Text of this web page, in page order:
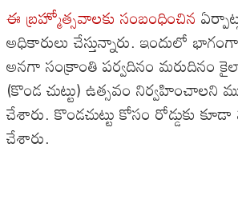
ఈ బ్రహ్మోత్సవాలకు సంబంధించిన
అధికారులు చేస్తున్నారు. ఇందులో
అనగా సంక్రాంతి పర్వదినం మరుదినం
(కొండ చుట్టు) ఉత్సవం నిర్వహించాలని
చేశారు. కొండచుట్టు కోసం రోడ్డుకు
చేశారు.